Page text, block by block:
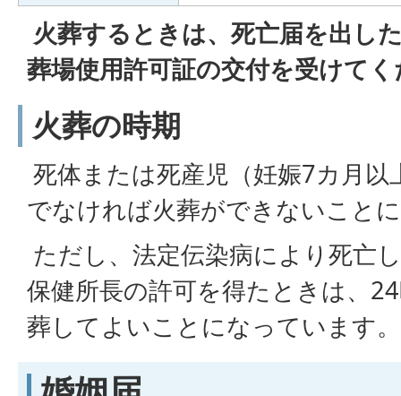
火葬するときは、死亡届を出し
葬場使用許可証の交付を受けて
火葬の時期
死体または死産児（妊娠7カ月
でなければ火葬ができないこと
ただし、法定伝染病により死亡
保健所長の許可を得たときは、
葬してよいことになっています。